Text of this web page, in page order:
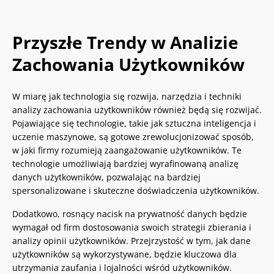
Przyszłe Trendy w Analizie
Zachowania Użytkowników
W miarę jak technologia się rozwija, narzędzia i techniki
analizy zachowania użytkowników również będą się rozwijać.
Pojawiające się technologie, takie jak sztuczna inteligencja i
uczenie maszynowe, są gotowe zrewolucjonizować sposób,
w jaki firmy rozumieją zaangażowanie użytkowników. Te
technologie umożliwiają bardziej wyrafinowaną analizę
danych użytkowników, pozwalając na bardziej
spersonalizowane i skuteczne doświadczenia użytkowników.
Dodatkowo, rosnący nacisk na prywatność danych będzie
wymagał od firm dostosowania swoich strategii zbierania i
analizy opinii użytkowników. Przejrzystość w tym, jak dane
użytkowników są wykorzystywane, będzie kluczowa dla
utrzymania zaufania i lojalności wśród użytkowników.